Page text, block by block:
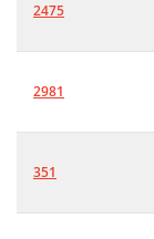
2475
2981
351